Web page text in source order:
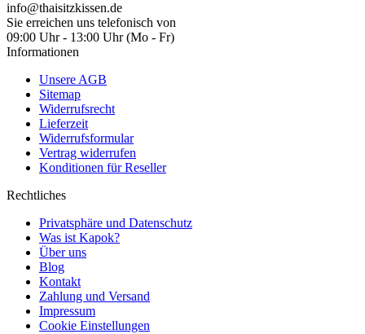
info@thaisitzkissen.de
Sie erreichen uns telefonisch von
09:00 Uhr - 13:00 Uhr (Mo - Fr)
Informationen
Unsere AGB
Sitemap
Widerrufsrecht
Lieferzeit
Widerrufsformular
Vertrag widerrufen
Konditionen für Reseller
Rechtliches
Privatsphäre und Datenschutz
Was ist Kapok?
Über uns
Blog
Kontakt
Zahlung und Versand
Impressum
Cookie Einstellungen